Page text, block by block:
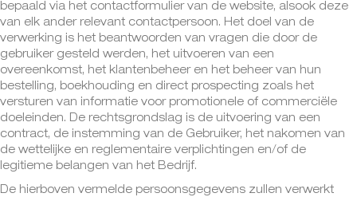
bepaald via het contactformulier van de website, alsook deze
van elk ander relevant contactpersoon. Het doel van de
verwerking is het beantwoorden van vragen die door de
gebruiker gesteld werden, het uitvoeren van een
overeenkomst, het klantenbeheer en het beheer van hun
bestelling, boekhouding en direct prospecting zoals het
versturen van informatie voor promotionele of commerciële
doeleinden. De rechtsgrondslag is de uitvoering van een
contract, de instemming van de Gebruiker, het nakomen van
de wettelijke en reglementaire verplichtingen en/of de
legitieme belangen van het Bedrijf.
De hierboven vermelde persoonsgegevens zullen verwerkt